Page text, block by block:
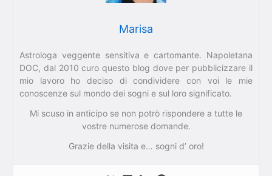
Marisa
Astrologa veggente sensitiva e cartomante. Napoletana
DOC, dal 2010 curo questo blog dove per pubblicizzare il
mio lavoro ho deciso di condividere con voi le mie
conoscenze sul mondo dei sogni e sul loro significato.
Mi scuso in anticipo se non potrò rispondere a tutte le
vostre numerose domande.
Grazie della visita e… sogni d’ oro!